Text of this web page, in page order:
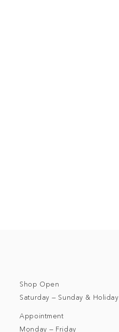
Shop Open
Saturday — Sunday & Holiday
Appointment
Monday — Friday